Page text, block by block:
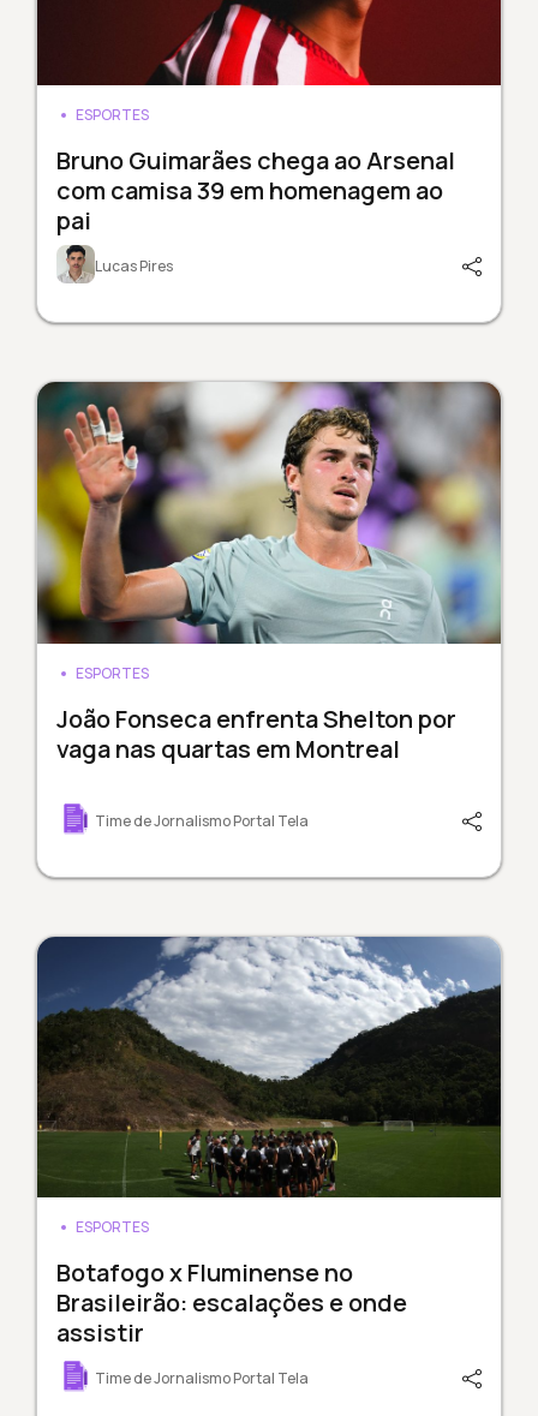
ESPORTES
Bruno Guimarães chega ao Arsenal
com camisa 39 em homenagem ao
pai
Lucas Pires
ESPORTES
João Fonseca enfrenta Shelton por
vaga nas quartas em Montreal
Time de Jornalismo Portal Tela
ESPORTES
Botafogo x Fluminense no
Brasileirão: escalações e onde
assistir
Time de Jornalismo Portal Tela